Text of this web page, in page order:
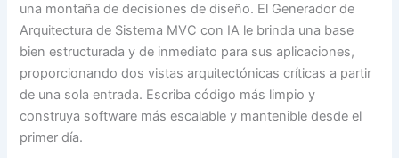
una montaña de decisiones de diseño. El Generador de
Arquitectura de Sistema MVC con IA le brinda una base
bien estructurada y de inmediato para sus aplicaciones,
proporcionando dos vistas arquitectónicas críticas a partir
de una sola entrada. Escriba código más limpio y
construya software más escalable y mantenible desde el
primer día.